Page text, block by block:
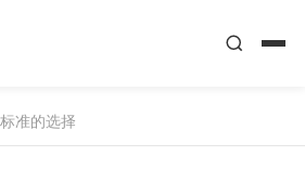
准的选择